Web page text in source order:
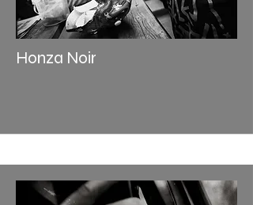
Honza Noir